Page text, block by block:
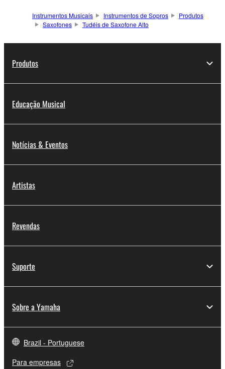
Instrumentos Musicais Instrumentos de Sopros
Produtos
Saxofones
Tudéis de Saxofone Alto
Produtos
Educação Musical
Notícias & Eventos
Artistas
Revendas
Suporte
Sobre a Yamaha
Brazil - Portuguese
Para empresas